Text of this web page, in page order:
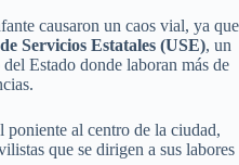
causaron un caos vial, ya que
Servicios Estatales (USE), un
Estado donde laboran más de
poniente al centro de la ciudad,
que se dirigen a sus labores